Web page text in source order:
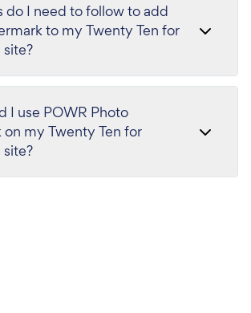
do I need to follow to add
to my Twenty Ten for
I use POWR Photo
my Twenty Ten for